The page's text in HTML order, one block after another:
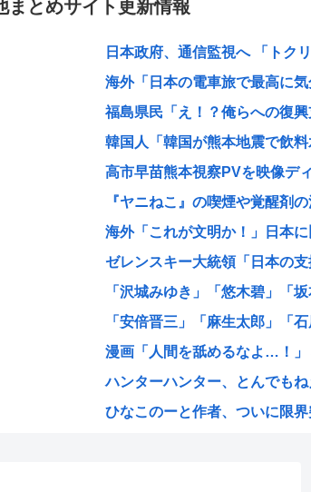
まとめサイト更新情報
日本政府、通信監視へ 「トク
海外「日本の電車旅で最高に
福島県民「え！？俺らへの復
韓国人「韓国が熊本地震で飲
高市早苗熊本視察PVを映像デ
『ヤニねこ』の喫煙や覚醒剤
海外「これが文明か！」日本
ゼレンスキー大統領「日本の
「沢城みゆき」「悠木碧」「
「安倍晋三」「麻生太郎」「
漫画「人間を舐めるなよ…！
ハンターハンター、とんでも
ひなこのーと作者、ついに限